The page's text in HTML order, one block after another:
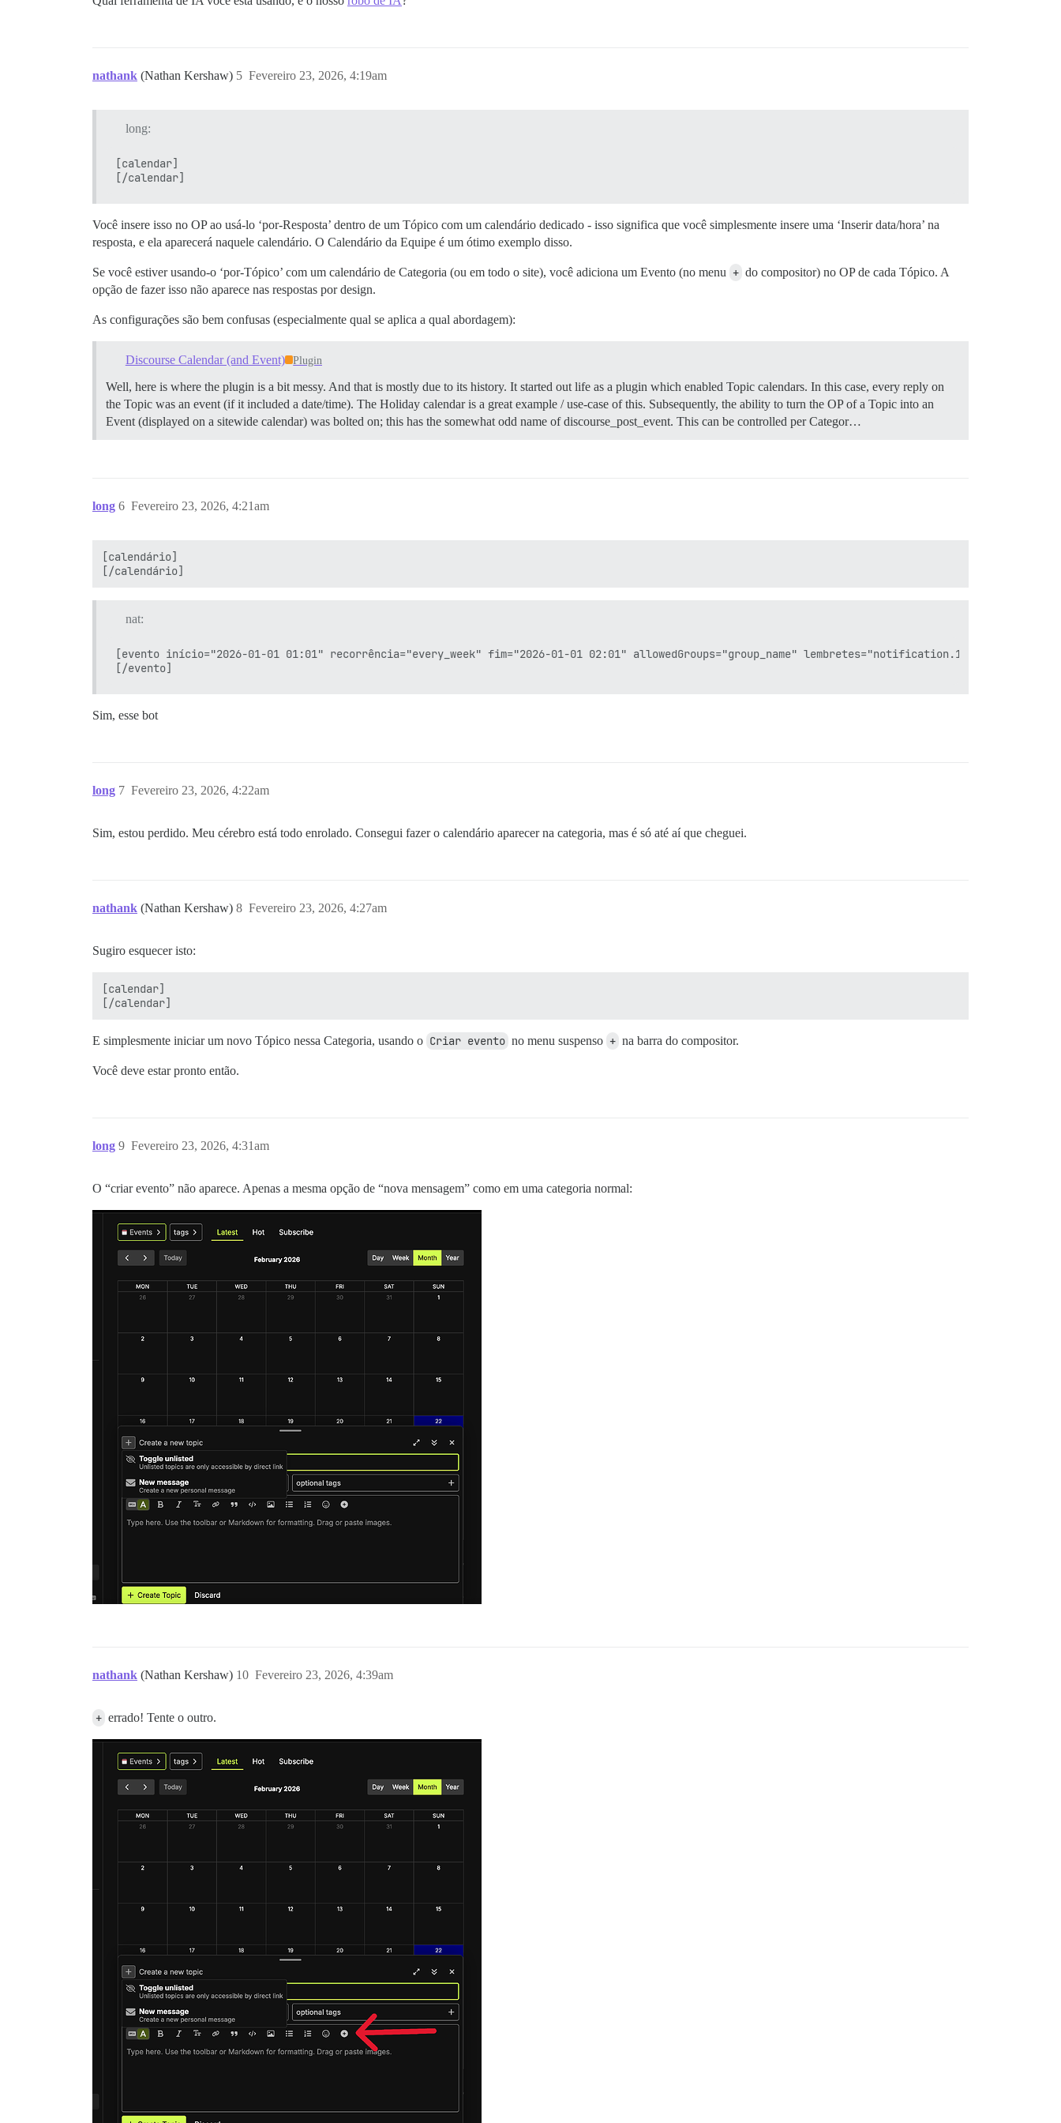
nathank (Nathan Kershaw) Fevereiro 23, 2026, 4:19am
5
long:
[calendar]
Você insere isso no OP ao usá-lo ‘por-Resposta’ dentro de um Tópico com um calendário dedicado - isso significa que você simplesmente insere uma ‘Inserir data/hora’ na
resposta, e ela aparecerá naquele calendário. O Calendário da Equipe é um ótimo exemplo disso.
Se você estiver usando-o ‘por-Tópico’ com um calendário de Categoria (ou em todo o site), você adiciona um Evento (no menu + do compositor) no OP de cada Tópico. A
opção de fazer isso não aparece nas respostas por design.
As configurações são bem confusas (especialmente qual se aplica a qual abordagem):
Discourse Calendar (and Event) Plugin
Well, here is where the plugin is a bit messy. And that is mostly due to its history. It started out life as a plugin which enabled Topic calendars. In this case, every reply on
the Topic was an event (if it included a date/time). The Holiday calendar is a great example / use-case of this. Subsequently, the ability to turn the OP of a Topic into an
Event (displayed on a sitewide calendar) was bolted on; this has the somewhat odd name of discourse_post_event. This can be controlled per Categor…
long Fevereiro 23, 2026, 4:21am
6
[calendário]
nat:
[evento início="2026-01-01 01:01" recorrência="every_week" fim="2026-01-01 02:01" allowedGroups="group_name" lembretes="notification.15.minutes"]
Sim, esse bot
long Fevereiro 23, 2026, 4:22am
7
Sim, estou perdido. Meu cérebro está todo enrolado. Consegui fazer o calendário aparecer na categoria, mas é só até aí que cheguei.
nathank (Nathan Kershaw) Fevereiro 23, 2026, 4:27am
8
Sugiro esquecer isto:
[calendar]
E simplesmente iniciar um novo Tópico nessa Categoria, usando o Criar evento no menu suspenso + na barra do compositor.
Você deve estar pronto então.
long Fevereiro 23, 2026, 4:31am
9
O “criar evento” não aparece. Apenas a mesma opção de “nova mensagem” como em uma categoria normal:
nathank (Nathan Kershaw) Fevereiro 23, 2026, 4:39am
10
+ errado! Tente o outro.